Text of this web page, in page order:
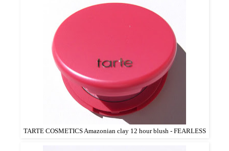
TARTE COSMETICS Amazonian clay 12 hour blush - FEARLESS